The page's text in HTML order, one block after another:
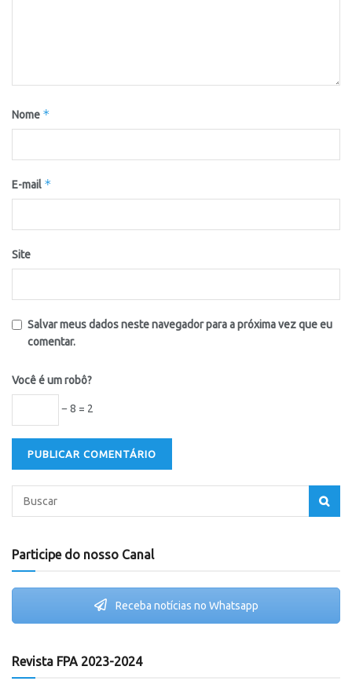
Nome *
E-mail *
Site
Salvar meus dados neste navegador para a próxima vez que eu
comentar.
Você é um robô?
− 8 = 2
Participe do nosso Canal
Receba notícias no Whatsapp
Revista FPA 2023-2024